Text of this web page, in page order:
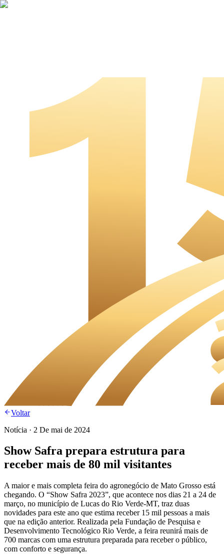
Voltar
Notícia · 2 De mai de 2024
Show Safra prepara estrutura para
receber mais de 80 mil visitantes
A maior e mais completa feira do agronegócio de Mato Grosso está
chegando. O “Show Safra 2023”, que acontece nos dias 21 a 24 de
março, no município de Lucas do Rio Verde-MT, traz duas
novidades para este ano que estima receber 15 mil pessoas a mais
que na edição anterior. Realizada pela Fundação de Pesquisa e
Desenvolvimento Tecnológico Rio Verde, a feira reunirá mais de
700 marcas com uma estrutura preparada para receber o público,
com conforto e segurança.